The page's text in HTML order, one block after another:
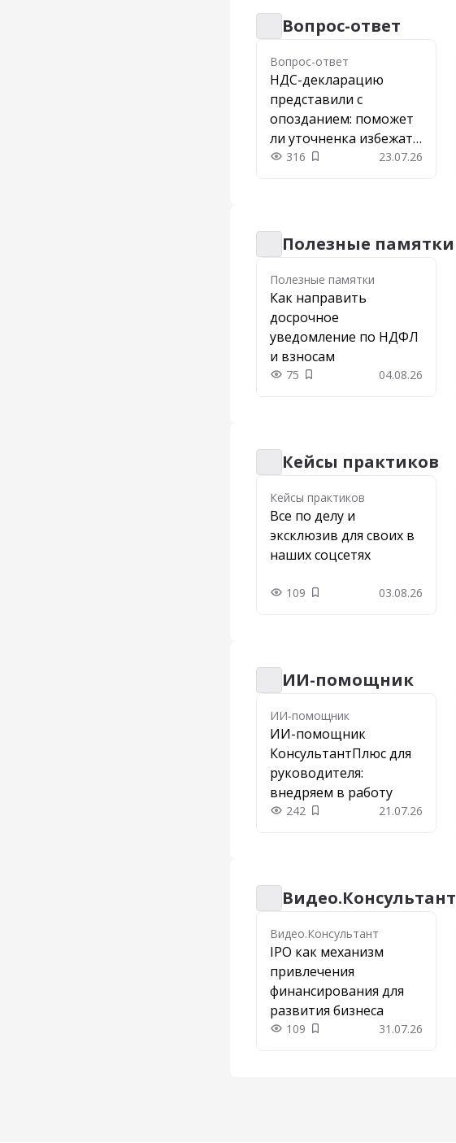
Вопрос-ответ
Вопрос-ответ
Вопрос-ответ
НДС-декларацию
представили с
опозданием: поможет
ли уточненка избежать
штрафа
316 Добавить в закладки
23.07.26
Полезные памятки
Полезные памятки
Полезные памятки
Как направить
досрочное
уведомление по НДФЛ
и взносам
75 Добавить в закладки
04.08.26
Кейсы практиков
Кейсы практиков
Кейсы практиков
Все по делу и
эксклюзив для своих в
наших соцсетях
109 Добавить в закладки
03.08.26
ИИ-помощник
ИИ-помощник
ИИ-помощник
ИИ-помощник
КонсультантПлюс для
руководителя:
внедряем в работу
242 Добавить в закладки
21.07.26
Видео.Консультант
Видео.Консультант
Видео.Консультант
IPO как механизм
привлечения
финансирования для
развития бизнеса
109 Добавить в закладки
31.07.26